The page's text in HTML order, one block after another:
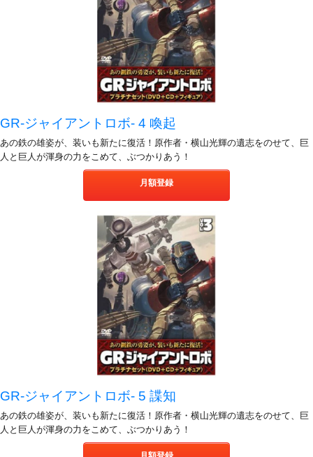
GR-ジャイアントロボ- 4 喚起
あの鉄の雄姿が、装いも新たに復活！原作者・横山光輝の遺志をのせて、巨
人と巨人が渾身の力をこめて、ぶつかりあう！
月額登録
GR-ジャイアントロボ- 5 諜知
あの鉄の雄姿が、装いも新たに復活！原作者・横山光輝の遺志をのせて、巨
人と巨人が渾身の力をこめて、ぶつかりあう！